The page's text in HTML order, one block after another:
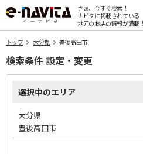
さぁ、今すぐ検索！
ナビタに掲載されている
地元のお店の情報が満載！
トップ 大分県 豊後高田市
検索条件 設定・変更
選択中のエリア
大分県
豊後高田市